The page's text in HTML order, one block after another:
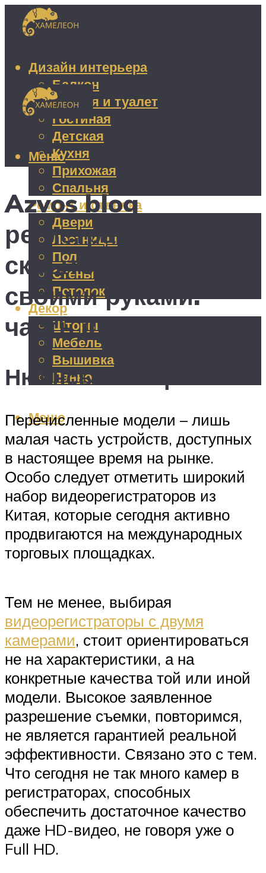
Дизайн интерьера
Балкон
Ванная и туалет
Гостиная
Детская
Кухня
Прихожая
Спальня
Ремонт и отделка
Двери
Лестницы
Пол
Стены
Потолок
Декор
Шторы
Мебель
Вышивка
Панно
Меню
Меню
Azvos blog
регистратор
скрытой установки
своими руками.
часть ii
Нюансы выбора
Перечисленные модели – лишь
малая часть устройств, доступных
в настоящее время на рынке.
Особо следует отметить широкий
набор видеорегистраторов из
Китая, которые сегодня активно
продвигаются на международных
торговых площадках.
Тем не менее, выбирая
видеорегистраторы с двумя
камерами, стоит ориентироваться
не на характеристики, а на
конкретные качества той или иной
модели. Высокое заявленное
разрешение съемки, повторимся,
не является гарантией реальной
эффективности. Связано это с тем.
Что сегодня не так много камер в
регистраторах, способных
обеспечить достаточное качество
даже HD-видео, не говоря уже о
Full HD.